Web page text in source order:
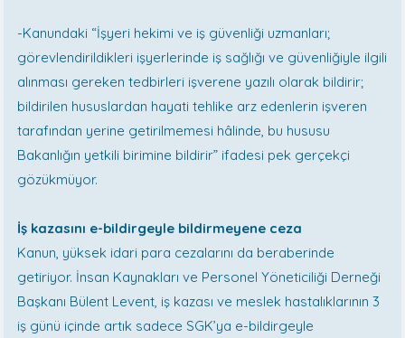
-Kanundaki “İşyeri hekimi ve iş güvenliği uzmanları;
görevlendirildikleri işyerlerinde iş sağlığı ve güvenliğiyle ilgili
alınması gereken tedbirleri işverene yazılı olarak bildirir;
bildirilen hususlardan hayati tehlike arz edenlerin işveren
tarafından yerine getirilmemesi hâlinde, bu hususu
Bakanlığın yetkili birimine bildirir” ifadesi pek gerçekçi
gözükmüyor.
İş kazasını e-bildirgeyle bildirmeyene ceza
Kanun, yüksek idari para cezalarını da beraberinde
getiriyor. İnsan Kaynakları ve Personel Yöneticiliği Derneği
Başkanı Bülent Levent, iş kazası ve meslek hastalıklarının 3
iş günü içinde artık sadece SGK’ya e-bildirgeyle